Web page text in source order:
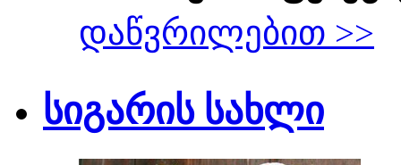
დაწვრილებით >>
სიგარის სახლი